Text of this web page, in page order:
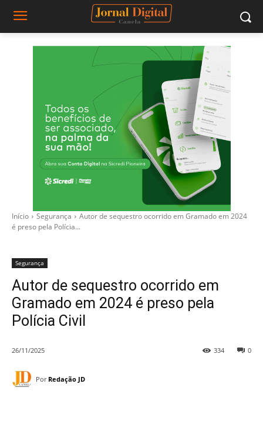
Início Segurança
Autor de sequestro ocorrido em Gramado em 2024
é preso pela Polícia...
Segurança
Autor de sequestro ocorrido em
Gramado em 2024 é preso pela
Polícia Civil
26/11/2025 0
334
Por Redação JD